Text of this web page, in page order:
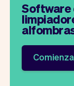
Software